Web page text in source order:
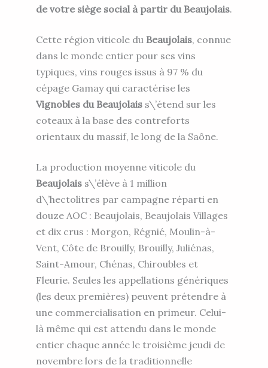
de votre siège social à partir du Beaujolais.
Cette région viticole du Beaujolais, connue
dans le monde entier pour ses vins
typiques, vins rouges issus à 97 % du
cépage Gamay qui caractérise les
Vignobles du Beaujolais s\’étend sur les
coteaux à la base des contreforts
orientaux du massif, le long de la Saône.
La production moyenne viticole du
Beaujolais s\’élève à 1 million
d\’hectolitres par campagne réparti en
douze AOC : Beaujolais, Beaujolais Villages
et dix crus : Morgon, Régnié, Moulin-à-
Vent, Côte de Brouilly, Brouilly, Juliénas,
Saint-Amour, Chénas, Chiroubles et
Fleurie. Seules les appellations génériques
(les deux premières) peuvent prétendre à
une commercialisation en primeur. Celui-
là même qui est attendu dans le monde
entier chaque année le troisième jeudi de
novembre lors de la traditionnelle